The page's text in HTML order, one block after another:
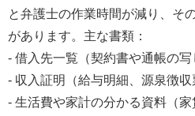
と弁護士の作業時間が減り、そ
があります。主な書類：
- 借入先一覧（契約書や通帳の写
- 収入証明（給与明細、源泉徴収
- 生活費や家計の分かる資料（家